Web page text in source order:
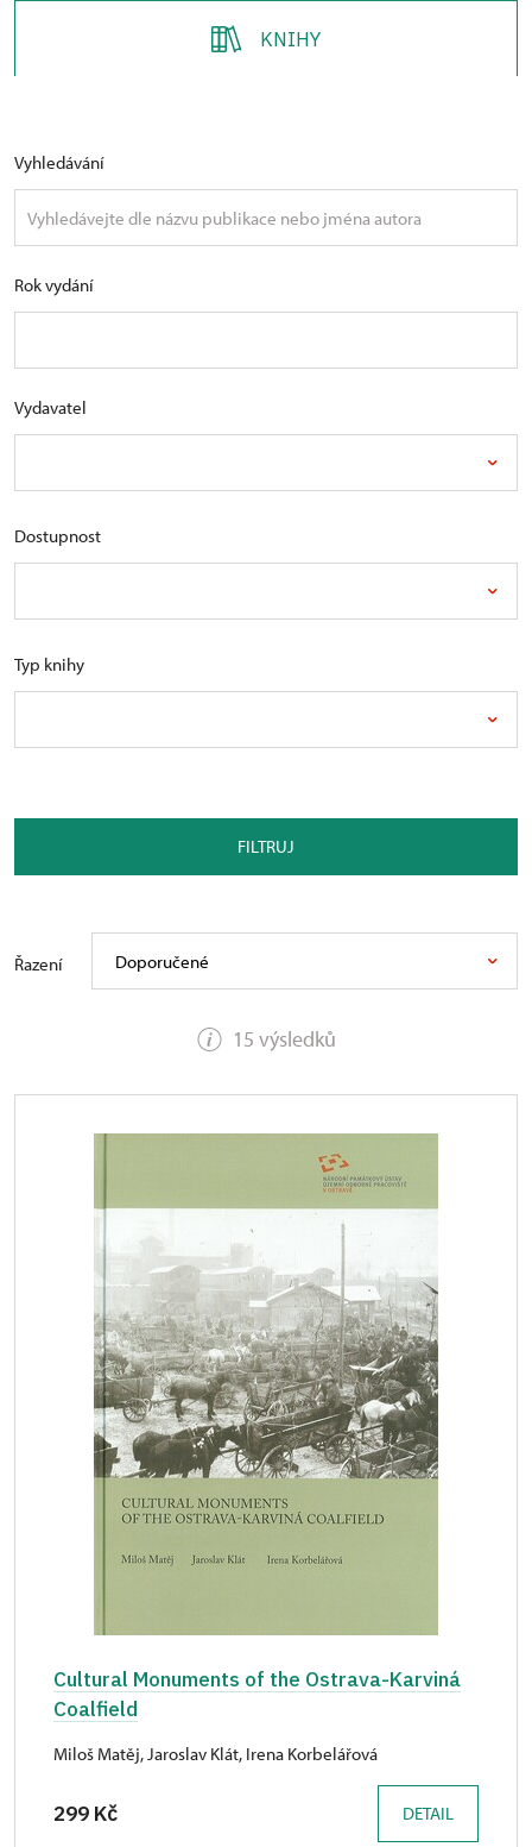
KNIHY
Vyhledávání
Rok vydání
Vydavatel
Dostupnost
Typ knihy
FILTRUJ
15 výsledků
Řazení Doporučené
Cultural Monuments of the Ostrava-Karviná
Coalfield
Miloš Matěj, Jaroslav Klát, Irena Korbelářová
299 Kč DETAIL